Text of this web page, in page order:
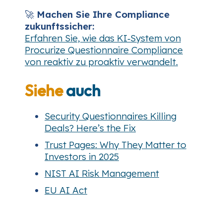
🚀 Machen Sie Ihre Compliance
zukunftssicher:
Erfahren Sie, wie das KI‑System von
Procurize Questionnaire Compliance
von reaktiv zu proaktiv verwandelt.
Sieheauch
Security Questionnaires Killing
Deals? Here’s the Fix
Trust Pages: Why They Matter to
Investors in 2025
NIST AI Risk Management
EU AI Act